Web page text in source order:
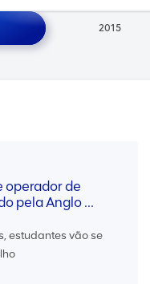
2015
operador de
pela Anglo ...
estudantes vão se